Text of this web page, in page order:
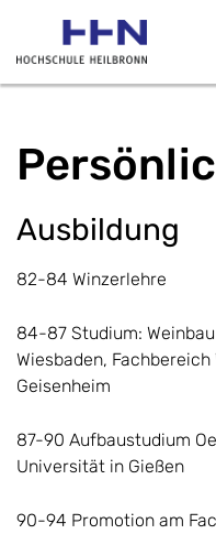
Ausbildung
82-84 Winzerlehre
84-87 Studium:
Wiesbaden,
Geisenheim
87-90 Aufbaustudium
Universität in Gießen
90-94 Promotion am